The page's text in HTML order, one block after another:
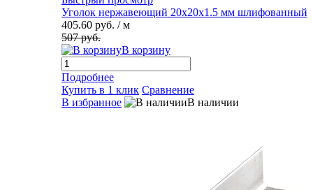
Уголок нержавеющий 20х20х1.5 мм шлифованный
405.60 руб. / м
507 руб.
В корзину
Подробнее
Купить в 1 клик Сравнение
В избранное
В наличии